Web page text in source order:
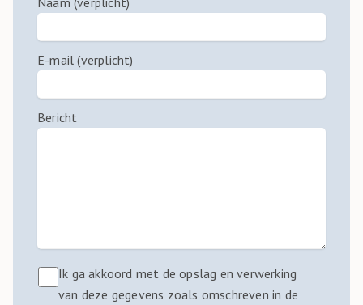
E-mail (verplicht)
Bericht
Ik ga akkoord met de opslag en verwerking
van deze gegevens zoals omschreven in de